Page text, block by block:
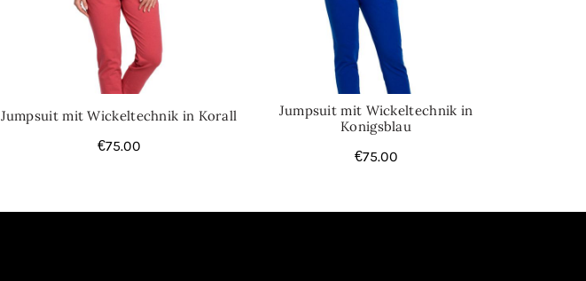
Jumpsuit mit Wickeltechnik in Korall
€75.00
Jumpsuit mit Wickeltechnik in
Konigsblau
€75.00